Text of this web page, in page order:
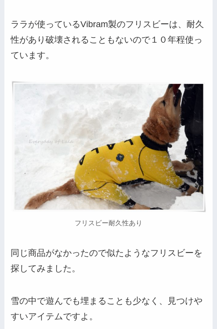
ララが使っているVibram製のフリスビーは、耐久
性があり破壊されることもないので１０年程使っ
ています。
フリスビー耐久性あり
同じ商品がなかったので似たようなフリスビーを
探してみました。
雪の中で遊んでも埋まることも少なく、見つけや
すいアイテムですよ。